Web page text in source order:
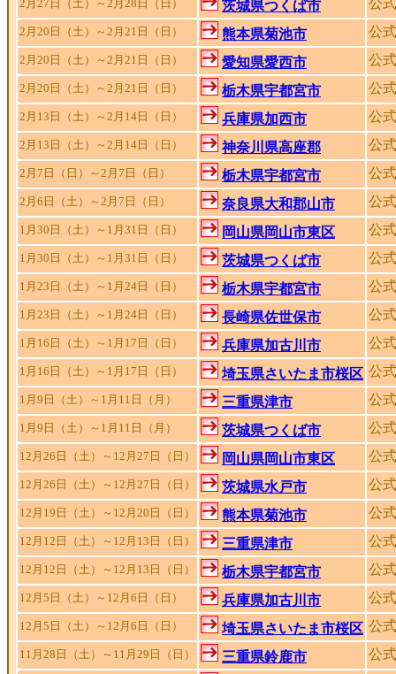
2月27日（土）～2月28日（日） 茨城県つくば市 公
2月20日（土）～2月21日（日） 熊本県菊池市 公
2月20日（土）～2月21日（日） 愛知県愛西市 公
2月20日（土）～2月21日（日） 栃木県宇都宮市 公
2月13日（土）～2月14日（日） 兵庫県加西市 公
2月13日（土）～2月14日（日） 神奈川県高座郡 公
2月7日（日）～2月7日（日） 栃木県宇都宮市 公
2月6日（土）～2月7日（日） 奈良県大和郡山市 公
1月30日（土）～1月31日（日） 岡山県岡山市東区 公
1月30日（土）～1月31日（日） 茨城県つくば市 公
1月23日（土）～1月24日（日） 栃木県宇都宮市 公
1月23日（土）～1月24日（日） 長崎県佐世保市 公
1月16日（土）～1月17日（日） 兵庫県加古川市 公
1月16日（土）～1月17日（日） 埼玉県さいたま市桜区 公
1月9日（土）～1月11日（月） 三重県津市 公
1月9日（土）～1月11日（月） 茨城県つくば市 公
12月26日（土）～12月27日（日） 岡山県岡山市東区 公
12月26日（土）～12月27日（日） 茨城県水戸市 公
12月19日（土）～12月20日（日） 熊本県菊池市 公
12月12日（土）～12月13日（日） 三重県津市 公
12月12日（土）～12月13日（日） 栃木県宇都宮市 公
12月5日（土）～12月6日（日） 兵庫県加古川市 公
12月5日（土）～12月6日（日） 埼玉県さいたま市桜区 公
11月28日（土）～11月29日（日） 三重県鈴鹿市 公